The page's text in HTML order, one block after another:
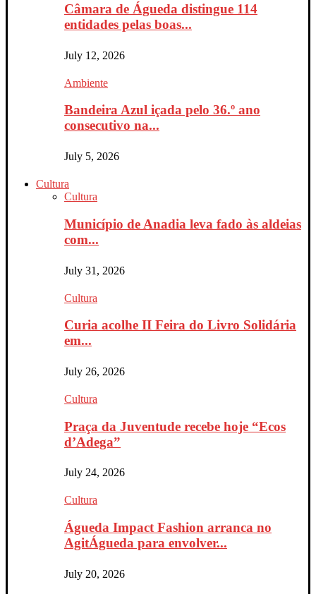
Câmara de Águeda distingue 114
entidades pelas boas...
July 12, 2026
Ambiente
Bandeira Azul içada pelo 36.º ano
consecutivo na...
July 5, 2026
Cultura
Cultura
Município de Anadia leva fado às aldeias
com...
July 31, 2026
Cultura
Curia acolhe II Feira do Livro Solidária
em...
July 26, 2026
Cultura
Praça da Juventude recebe hoje “Ecos
d’Adega”
July 24, 2026
Cultura
Águeda Impact Fashion arranca no
AgitÁgueda para envolver...
July 20, 2026